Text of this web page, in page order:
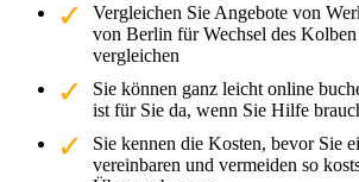
Vergleichen Sie Angebote von
von Berlin für Wechsel des
vergleichen
Sie können ganz leicht online
ist für Sie da, wenn Sie Hilfe
Sie kennen die Kosten, bevor Sie
vereinbaren und vermeiden so